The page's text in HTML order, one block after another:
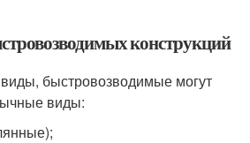
конструкций
быстровозводимые могут
виды: